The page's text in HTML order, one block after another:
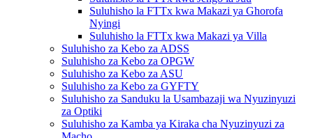
Suluhisho la FTTx kwa Makazi ya Ghorofa
Nyingi
Suluhisho la FTTx kwa Makazi ya Villa
Suluhisho za Kebo za ADSS
Suluhisho za Kebo za OPGW
Suluhisho za Kebo za ASU
Suluhisho za Kebo za GYFTY
Suluhisho za Sanduku la Usambazaji wa Nyuzinyuzi
za Optiki
Suluhisho za Kamba ya Kiraka cha Nyuzinyuzi za